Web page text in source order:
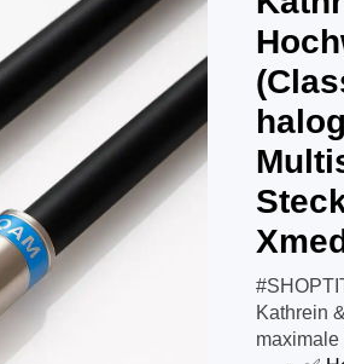
Kathrein
maximale